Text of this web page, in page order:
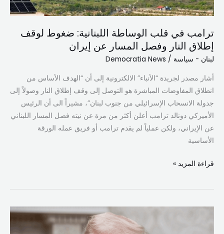
ترامب في قلب الوساطة اللبنانية: ضغوط لوقف
إطلاق النار وفصل المسار عن إيران
لبنان - سياسة /
Democratia News
أشار مصدر لجريدة “الأنباء” الالكترونية إلى أن “الهدف الأساس من
انطلاق المفاوضات المباشرة هو التوصل إلى وقف إطلاق النار وصولاً إلى
جدولة الانسحاب الإسرائيلي من جنوب لبنان”، مشيراً الى أن الرئيس
الأميركي دونالد ترامب أعلن أكثر من مرة عن نيته فصل المسار اللبناني
عن الإيراني، ولكن عملياً لم يقدم ترامب أو فريق عمله الورقة
الأساسية
النار
وفصل
المسار
عن
إيران
قراءة المزيد »